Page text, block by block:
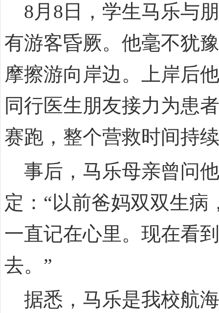
8月8日，学生马乐与
有游客昏厥。他毫不犹
摩擦游向岸边。上岸后
同行医生朋友接力为患
赛跑，整个营救时间持
事后，马乐母亲曾问
定：“以前爸妈双双生
一直记在心里。现在看
去。”
据悉，马乐是我校航